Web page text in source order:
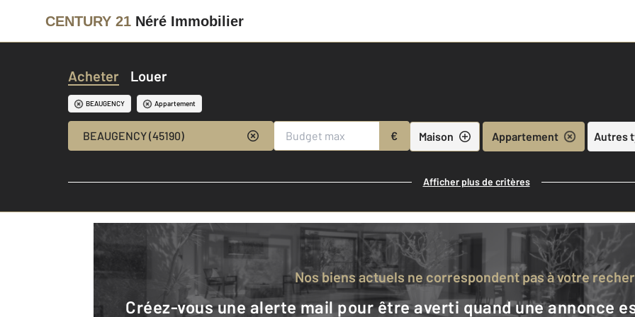
CENTURY 21 Néré Immobilier
Acheter Louer
BEAUGENCY Appartement
BEAUGENCY (45190) € Maison Appartement Autres
Afficher plus de critères
Nos biens actuels ne correspondent pas à votre
Créez-vous une alerte mail pour être averti quand une annonce est en ligne et consultez la